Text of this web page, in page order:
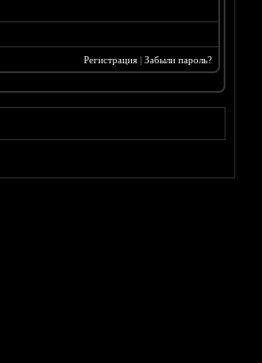
Регистрация| Забыли пароль?